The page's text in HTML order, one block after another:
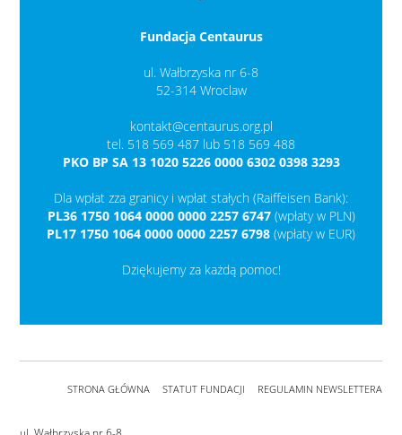
Fundacja Centaurus
ul. Wałbrzyska nr 6-8
52-314 Wroclaw
kontakt@centaurus.org.pl
tel. 518 569 487 lub 518 569 488
PKO BP SA 13 1020 5226 0000 6302 0398 3293
Dla wpłat zza granicy i wpłat stałych (Raiffeisen Bank):
PL36 1750 1064 0000 0000 2257 6747(wpłaty w PLN)
PL17 1750 1064 0000 0000 2257 6798 (wpłaty w EUR)
Dziękujemy za każdą pomoc!
STRONA GŁÓWNA STATUT FUNDACJI REGULAMIN NEWSLETTERA